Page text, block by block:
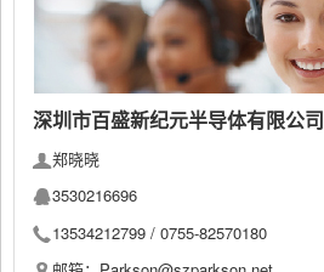
深圳市百盛新纪元半导体有限公司
郑晓晓
3530216696
13534212799 / 0755-82570180